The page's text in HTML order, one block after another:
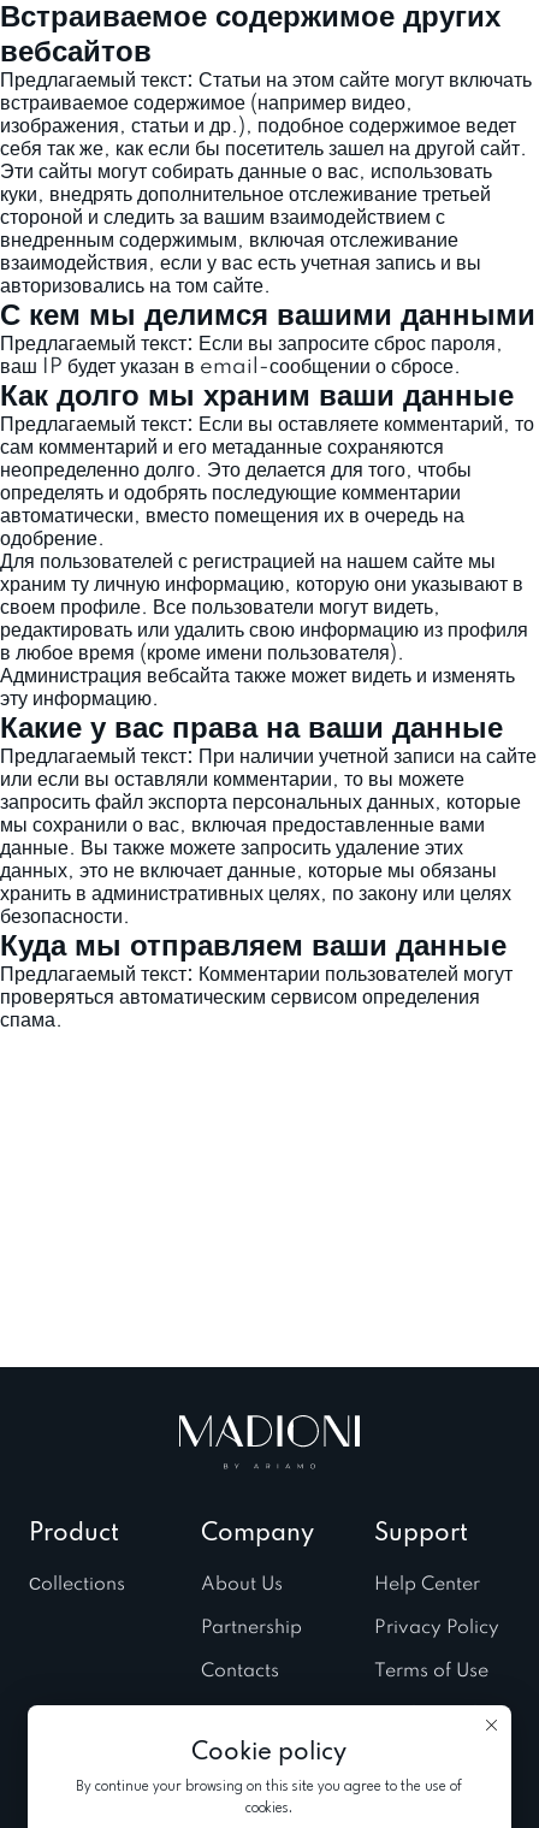
Встраиваемое содержимое других
вебсайтов
Предлагаемый текст: Статьи на этом сайте могут включать
встраиваемое содержимое (например видео,
изображения, статьи и др.), подобное содержимое ведет
себя так же, как если бы посетитель зашел на другой сайт.
Эти сайты могут собирать данные о вас, использовать
куки, внедрять дополнительное отслеживание третьей
стороной и следить за вашим взаимодействием с
внедренным содержимым, включая отслеживание
взаимодействия, если у вас есть учетная запись и вы
авторизовались на том сайте.
С кем мы делимся вашими данными
Предлагаемый текст: Если вы запросите сброс пароля,
ваш IP будет указан в email-сообщении о сбросе.
Как долго мы храним ваши данные
Предлагаемый текст: Если вы оставляете комментарий, то
сам комментарий и его метаданные сохраняются
неопределенно долго. Это делается для того, чтобы
определять и одобрять последующие комментарии
автоматически, вместо помещения их в очередь на
одобрение.
Для пользователей с регистрацией на нашем сайте мы
храним ту личную информацию, которую они указывают в
своем профиле. Все пользователи могут видеть,
редактировать или удалить свою информацию из профиля
в любое время (кроме имени пользователя).
Администрация вебсайта также может видеть и изменять
эту информацию.
Какие у вас права на ваши данные
Предлагаемый текст: При наличии учетной записи на сайте
или если вы оставляли комментарии, то вы можете
запросить файл экспорта персональных данных, которые
мы сохранили о вас, включая предоставленные вами
данные. Вы также можете запросить удаление этих
данных, это не включает данные, которые мы обязаны
хранить в административных целях, по закону или целях
безопасности.
Куда мы отправляем ваши данные
Предлагаемый текст: Комментарии пользователей могут
проверяться автоматическим сервисом определения
спама.
Cookie policy
By continue your browsing on this site you agree to the use of
cookies.
Product
Сollections
Company
About Us
Partnership
Contacts
Fairs & Trunk
shows
Support
Help Center
Privacy Policy
Terms of Use